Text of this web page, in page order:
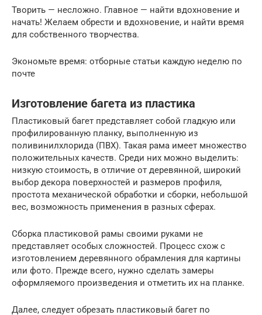
Творить — несложно. Главное — найти вдохновение и
начать! Желаем обрести и вдохновение, и найти время
для собственного творчества.
Экономьте время: отборные статьи каждую неделю по
почте
Изготовление багета из пластика
Пластиковый багет представляет собой гладкую или
профилированную планку, выполненную из
поливинилхлорида (ПВХ). Такая рама имеет множество
положительных качеств. Среди них можно выделить:
низкую стоимость, в отличие от деревянной, широкий
выбор декора поверхностей и размеров профиля,
простота механической обработки и сборки, небольшой
вес, возможность применения в разных сферах.
Сборка пластиковой рамы своими руками не
представляет особых сложностей. Процесс схож с
изготовлением деревянного обрамления для картины
или фото. Прежде всего, нужно сделать замеры
оформляемого произведения и отметить их на планке.
Далее, следует обрезать пластиковый багет по